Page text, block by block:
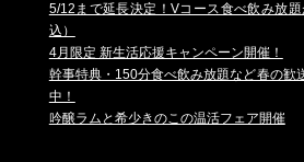
5/12まで延長決定！Vコース食べ飲み放
込）
4月限定 新生活応援キャンペーン開催！
幹事特典・150分食べ飲み放題など春の歓
中！
吟醸ラムと希少きのこの温活フェア開催